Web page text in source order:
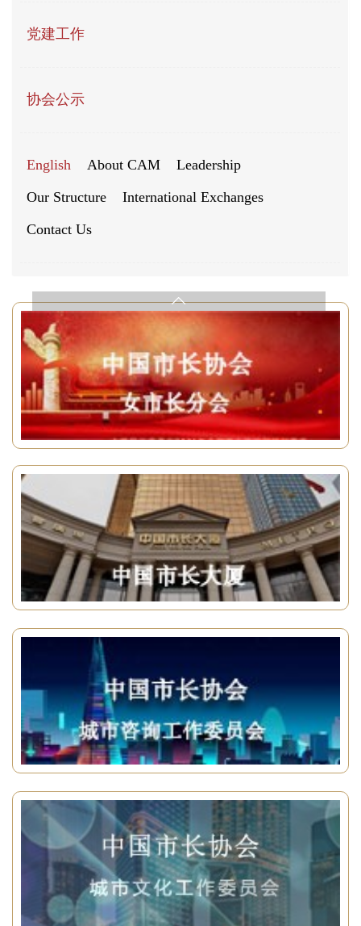
党建工作
协会公示
English About CAM
Leadership
Our Structure
International Exchanges
Contact Us